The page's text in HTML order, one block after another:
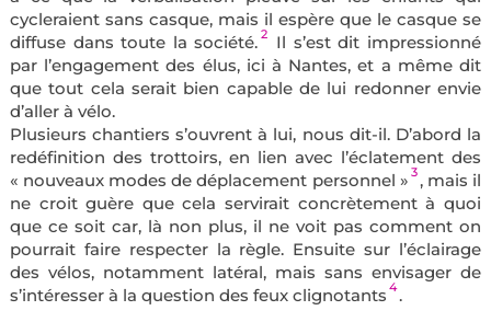
cycleraient sans casque, mais il espère que le casque se
diffuse dans toute la société. 2
Il s’est dit impressionné
par l’engagement des élus, ici à Nantes, et a même dit
que tout cela serait bien capable de lui redonner envie
d’aller à vélo.
Plusieurs chantiers s’ouvrent à lui, nous dit-il. D’abord la
redéfinition des trottoirs, en lien avec l’éclatement des
« nouveaux modes de déplacement personnel » 3 , mais il
ne croit guère que cela servirait concrètement à quoi
que ce soit car, là non plus, il ne voit pas comment on
pourrait faire respecter la règle. Ensuite sur l’éclairage
des vélos, notamment latéral, mais sans envisager de
s’intéresser à la question des feux clignotants 4.